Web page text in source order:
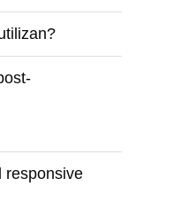
responsive